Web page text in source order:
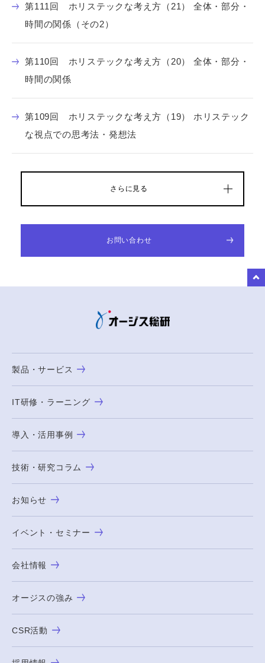
第111回 ホリステックな考え方（21） 全体・部分・
時間の関係（その2）
第110回 ホリステックな考え方（20） 全体・部分・
時間の関係
第109回 ホリステックな考え方（19） ホリステック
な視点での思考法・発想法
さらに見る
お問い合わせ
製品・サービス
IT研修・ラーニング
導入・活用事例
技術・研究コラム
お知らせ
イベント・セミナー
会社情報
オージスの強み
CSR活動